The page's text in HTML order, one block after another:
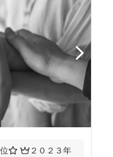
⭐️ 👑２０２３年